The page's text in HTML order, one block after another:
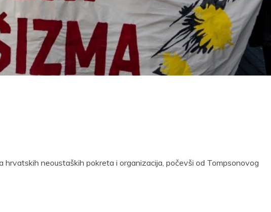
neoustaških pokreta i organizacija, počevši od Tompsonovog